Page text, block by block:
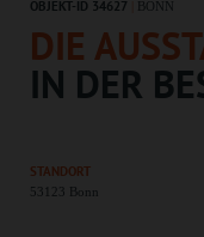
OBJEKT-ID 34627 BONN
DIE
IN DER
STANDORT
53123 Bonn